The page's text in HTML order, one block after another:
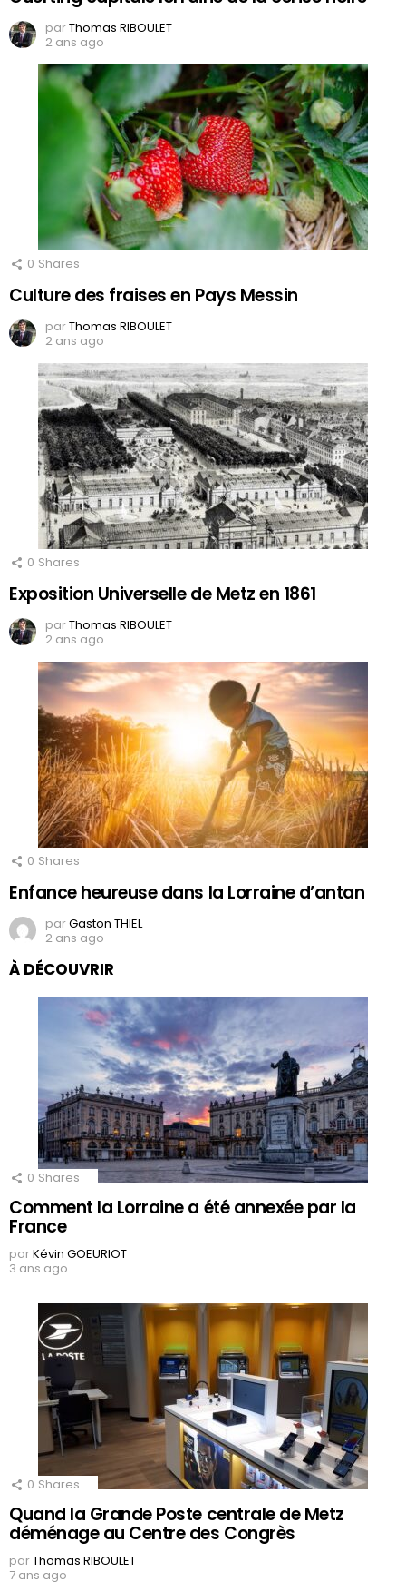
parThomas RIBOULET
2 ans ago
0 Shares
Culture des fraises en Pays Messin
parThomas RIBOULET
2 ans ago
0 Shares
Exposition Universelle de Metz en 1861
parThomas RIBOULET
2 ans ago
0 Shares
Enfance heureuse dans la Lorraine d’antan
parGaston THIEL
2 ans ago
À DÉCOUVRIR
0 Shares
Comment la Lorraine a été annexée par la
France
parKévin GOEURIOT
3 ans ago
0 Shares
Quand la Grande Poste centrale de Metz
déménage au Centre des Congrès
parThomas RIBOULET
7 ans ago